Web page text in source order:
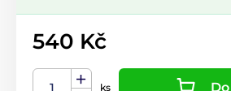
540 Kč
ks